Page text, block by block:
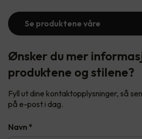
Se produktene våre
Ønsker du mer
produktene og stilene?
Fyll ut dine kontaktopplysninger, så
på e-post i dag.
Navn *